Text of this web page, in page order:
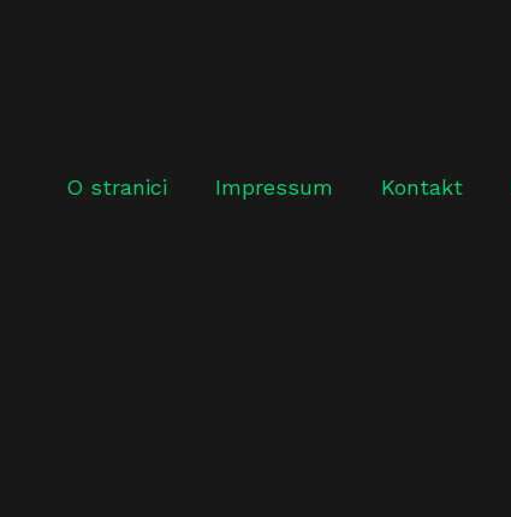
O stranici Impressum Kontakt